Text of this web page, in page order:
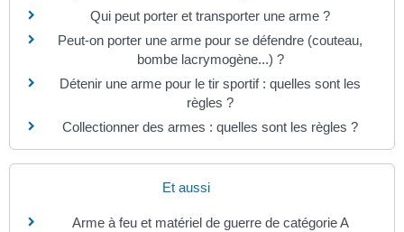
Qui peut porter et transporter une arme ?
Peut-on porter une arme pour se défendre (couteau,
bombe lacrymogène...) ?
Détenir une arme pour le tir sportif : quelles sont les
règles ?
Collectionner des armes : quelles sont les règles ?
Et aussi
Arme à feu et matériel de guerre de catégorie A